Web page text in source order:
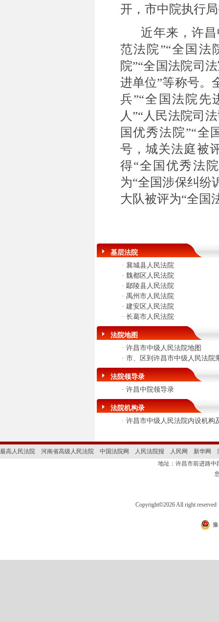
开，市中院执行
近年来，许
范法院”“全国法
院”“全国法院司
进单位”等称号。
兵”“全国法院先
人”“人民法院司
国优秀法院”“全
号，城关法庭被
得“全国优秀法
为“全国涉保纠纷
大队被评为“全国
基层法院
· 襄城县人民法院
· 魏都区人民法院
· 鄢陵县人民法院
· 禹州市人民法院
· 建安区人民法院
· 长葛市人民法院
法院地图
· 许昌市中级人民法院地图
· 市、区到许昌市中级人民法院
法院领导录
· 许昌中院领导录
法院机构录
· 许昌市中级人民法院内设机构
最高人民法院 河南省高级人民法院 中国法院网 人民法院报 人民网 新华网
地址：许昌市前进路
Copyright©2026 All right